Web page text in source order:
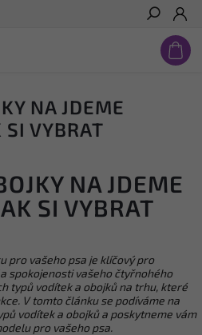
Hledat
NA JDEME
SI VYBRAT
NA JDEME
SI VYBRAT
pro vašeho psa je klíčový pro
spokojenosti vašeho čtyřnohého
typů vodítek a obojků na trhu, které
V tomto článku se podíváme na
vodítek a obojků a poskytneme vám
pro vašeho psa.